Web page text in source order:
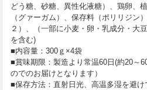
どう糖、砂糖、異性化液糖）、鶏卵、
（グァーガム）、保存料（ポリリジン
２）、（一部に小麦・卵・乳成分・大
を含む)
■内容量：300ｇ×4袋
■賞味期限：製造より常温60日(約20～
のでのお届けとなります）
■保存方法：直射日光、高温多湿を避け